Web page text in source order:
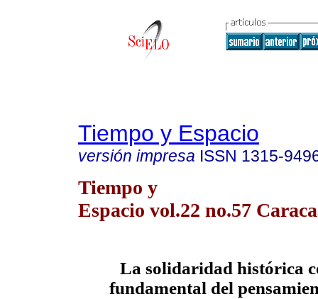
Tiempo y Espacio
versión impresa ISSN 1315-
Tiempo y
Espacio vol.22 no.57
La solidaridad histórica
fundamental del